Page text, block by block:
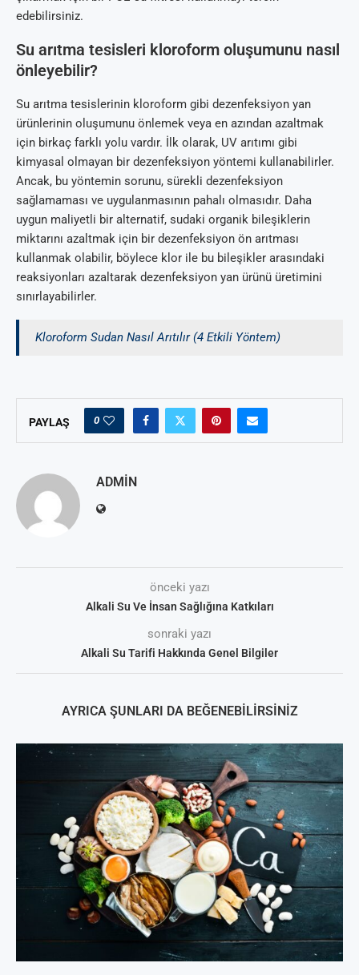
edebilirsiniz.
Su arıtma tesisleri kloroform oluşumunu nasıl
önleyebilir?
Su arıtma tesislerinin kloroform gibi dezenfeksiyon yan
ürünlerinin oluşumunu önlemek veya en azından azaltmak
için birkaç farklı yolu vardır. İlk olarak, UV arıtımı gibi
kimyasal olmayan bir dezenfeksiyon yöntemi kullanabilirler.
Ancak, bu yöntemin sorunu, sürekli dezenfeksiyon
sağlamaması ve uygulanmasının pahalı olmasıdır. Daha
uygun maliyetli bir alternatif, sudaki organik bileşiklerin
miktarını azaltmak için bir dezenfeksiyon ön arıtması
kullanmak olabilir, böylece klor ile bu bileşikler arasındaki
reaksiyonları azaltarak dezenfeksiyon yan ürünü üretimini
sınırlayabilirler.
Kloroform Sudan Nasıl Arıtılır (4 Etkili Yöntem)
PAYLAŞ 0
ADMIN
önceki yazı
Alkali Su Ve İnsan Sağlığına Katkıları
sonraki yazı
Alkali Su Tarifi Hakkında Genel Bilgiler
AYRICA ŞUNLARI DA BEĞENEBILIRSINIZ